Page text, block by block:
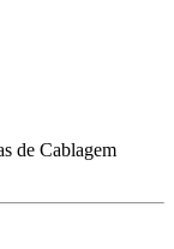
de Cablagem